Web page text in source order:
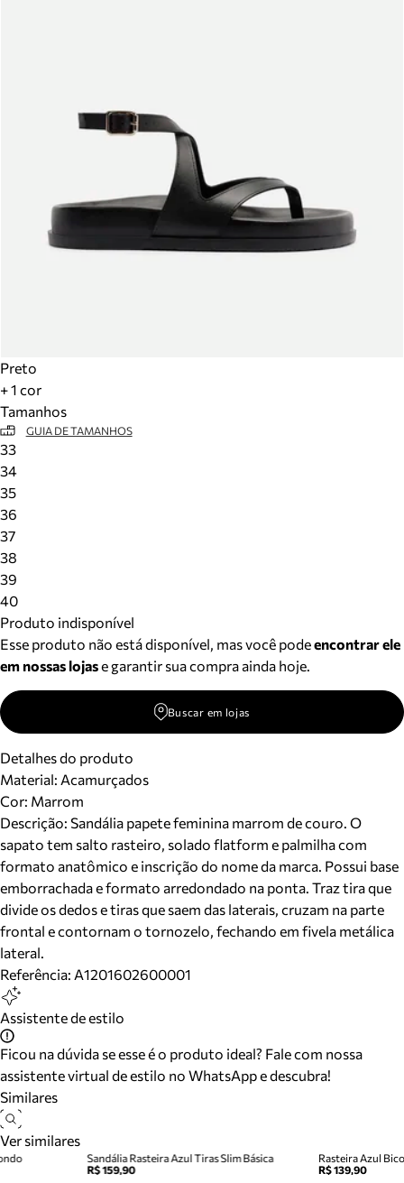
Preto
+ 1 cor
Tamanhos
GUIA DE TAMANHOS
33
34
35
36
37
38
39
40
Produto indisponível
Esse produto não está disponível, mas você podeencontrar ele
em nossas lojase garantir sua compra ainda hoje.
Buscar em lojas
Detalhes do produto
Material: Acamurçados
Cor: Marrom
Descrição: Sandália papete feminina marrom de couro. O
sapato tem salto rasteiro, solado flatform e palmilha com
formato anatômico e inscrição do nome da marca. Possui base
emborrachada e formato arredondado na ponta. Traz tira que
divide os dedos e tiras que saem das laterais, cruzam na parte
frontal e contornam o tornozelo, fechando em fivela metálica
lateral.
Referência: A1201602600001
Assistente de estilo
Ficou na dúvida se esse é o produto ideal? Fale com nossa
assistente virtual de estilo no WhatsApp e descubra!
Similares
Ver similares
Sandália Rasteira Azul Tiras Slim Básica
R$ 159,90
Rasteira Azul
R$ 139,90